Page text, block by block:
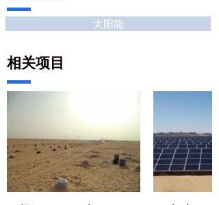
太阳能
相关项目